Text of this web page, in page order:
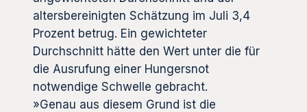
altersbereinigten Schätzung im Juli 3,4
Prozent betrug. Ein gewichteter
Durchschnitt hätte den Wert unter die für
die Ausrufung einer Hungersnot
notwendige Schwelle gebracht.
»Genau aus diesem Grund ist die